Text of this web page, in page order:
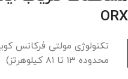
ORX
محدوده ۱۳ تا ۸۱ کیلوهرتز)